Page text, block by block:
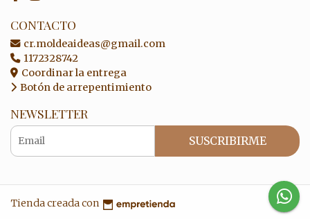
CONTACTO
cr.moldeaideas@gmail.com
1172328742
Coordinar la entrega
Botón de arrepentimiento
NEWSLETTER
SUSCRIBIRME
Tienda creada con